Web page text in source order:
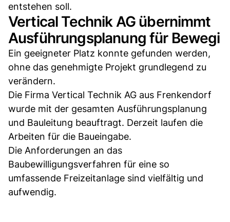
entstehen soll.
Vertical Technik AG übernimmt
Ausführungsplanung für Bewegi
Ein geeigneter Platz konnte gefunden werden,
ohne das genehmigte Projekt grundlegend zu
verändern.
Die Firma Vertical Technik AG aus Frenkendorf
wurde mit der gesamten Ausführungsplanung
und Bauleitung beauftragt. Derzeit laufen die
Arbeiten für die Baueingabe.
Die Anforderungen an das
Baubewilligungsverfahren für eine so
umfassende Freizeitanlage sind vielfältig und
aufwendig.